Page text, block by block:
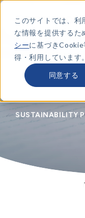
このサイトでは、利
な情報を提供するた
シーに基づき
得・利用しています。
同意する
各種ポリ
SUSTAINABILITY